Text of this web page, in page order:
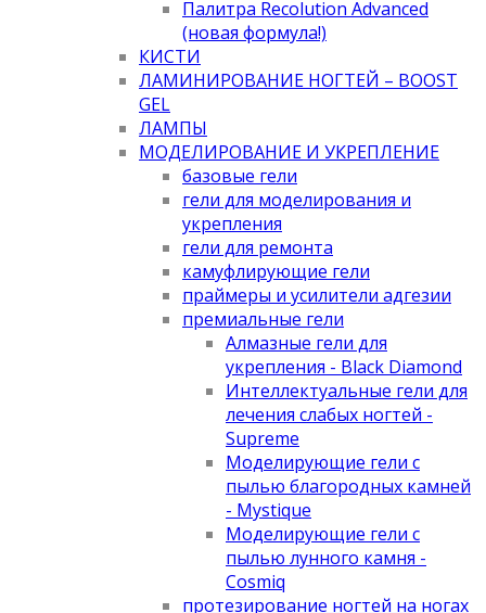
Палитра Recolution Advanced
(новая формула!)
КИСТИ
ЛАМИНИРОВАНИЕ НОГТЕЙ – BOOST
GEL
ЛАМПЫ
МОДЕЛИРОВАНИЕ И УКРЕПЛЕНИЕ
базовые гели
гели для моделирования и
укрепления
гели для ремонта
камуфлирующие гели
праймеры и усилители адгезии
премиальные гели
Алмазные гели для
укрепления - Black Diamond
Интеллектуальные гели для
лечения слабых ногтей -
Supreme
Моделирующие гели с
пылью благородных камней
- Mystique
Моделирующие гели с
пылью лунного камня -
Cosmiq
протезирование ногтей на ногах